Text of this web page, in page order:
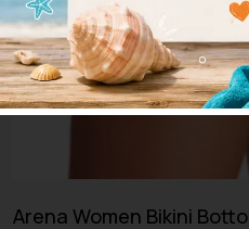
Arena Women Bikini